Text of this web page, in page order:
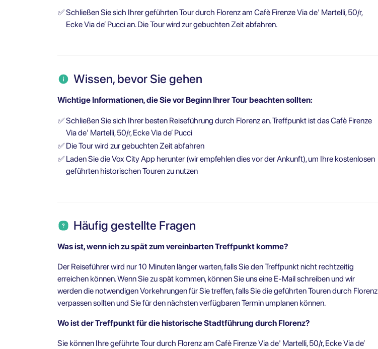
✅Schließen Sie sich Ihrer geführten Tour durch Florenz am Cafè Firenze Via de' Martelli, 50/r,
Ecke Via de’ Pucci an. Die Tour wird zur gebuchten Zeit abfahren.
Wissen, bevor Sie gehen
Wichtige Informationen, die Sie vor Beginn Ihrer Tour beachten sollten:
✅Schließen Sie sich Ihrer besten Reiseführung durch Florenz an. Treffpunkt ist das Cafè Firenze
Via de' Martelli, 50/r, Ecke Via de’ Pucci
✅ Die Tour wird zur gebuchten Zeit abfahren
✅ Laden Sie die Vox City App herunter (wir empfehlen dies vor der Ankunft), um Ihre kostenlosen
geführten historischen Touren zu nutzen
Häufig gestellte Fragen
Was ist, wenn ich zu spät zum vereinbarten Treffpunkt komme?
Der Reiseführer wird nur 10 Minuten länger warten, falls Sie den Treffpunkt nicht rechtzeitig
erreichen können. Wenn Sie zu spät kommen, können Sie uns eine E-Mail schreiben und wir
werden die notwendigen Vorkehrungen für Sie treffen, falls Sie die geführten Touren durch Florenz
verpassen sollten und Sie für den nächsten verfügbaren Termin umplanen können.
Wo ist der Treffpunkt für die historische Stadtführung durch Florenz?
Sie können Ihre geführte Tour durch Florenz am Cafè Firenze Via de' Martelli, 50/r, Ecke Via de’